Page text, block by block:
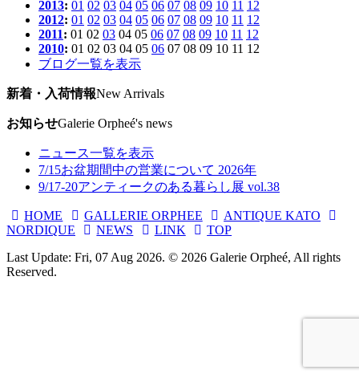
2013: 01 02 03 04 05 06 07 08 09 10 11 12
2012: 01 02 03 04 05 06 07 08 09 10 11 12
2011: 01 02 03 04 05 06 07 08 09 10 11 12
2010: 01 02 03 04 05 06 07 08 09 10 11 12
ブログ一覧を表示
新着・入荷情報New Arrivals
お知らせGalerie Orpheé's news
ニュース一覧を表示
7/15お盆期間中の営業について 2026年
9/17-20アンティークのある暮らし展 vol.38
HOME GALLERIE ORPHEE
ANTIQUE KATO
NORDIQUE
NEWS LINK
TOP
Last Update: Fri, 07 Aug 2026. © 2026 Galerie Orpheé, All rights
Reserved.